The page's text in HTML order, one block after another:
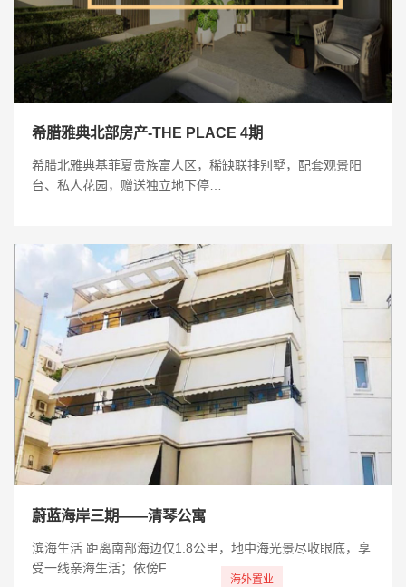
希腊雅典北部房产-THE PLACE 4期
希腊北雅典基菲夏贵族富人区，稀缺联排别墅，配套观景阳
台、私人花园，赠送独立地下停…
蔚蓝海岸三期——清琴公寓
滨海生活 距离南部海边仅1.8公里，地中海光景尽收眼底，享
受一线亲海生活；依傍F…
海外置业